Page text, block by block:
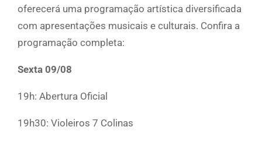
oferecerá uma programação artística diversificada
com apresentações musicais e culturais. Confira a
programação completa:
Sexta 09/08
19h: Abertura Oficial
19h30: Violeiros 7 Colinas